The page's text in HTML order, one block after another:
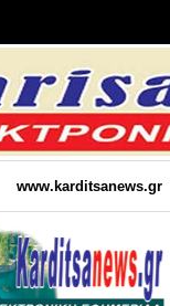
www.karditsanews.gr